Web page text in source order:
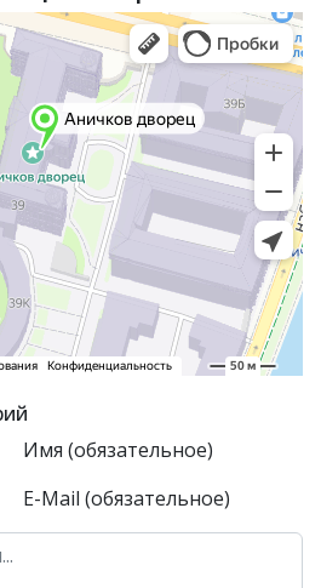
Имя (обязательное)
E-Mail (обязательное)